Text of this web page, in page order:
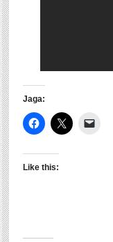
Jaga:
Like this: